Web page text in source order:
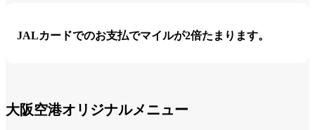
JALカードでのお支払でマイルが2倍たまります。
大阪空港オリジナルメニュー